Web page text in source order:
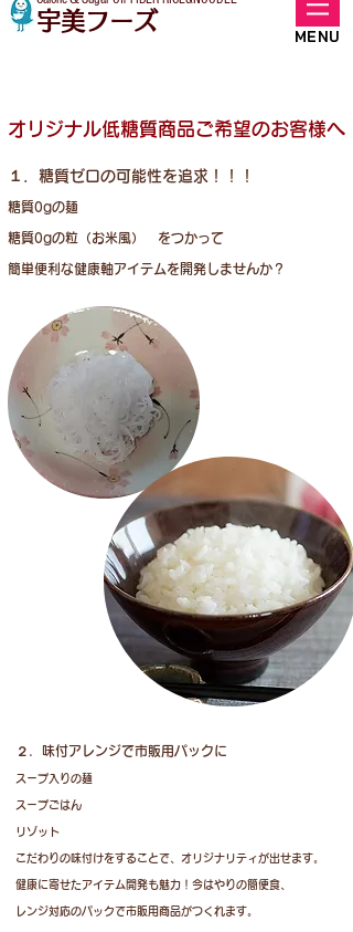
宇美フーズ
MENU
​オリジナル低糖質商品ご希望のお客様へ
​１．糖質ゼロの可能性を追求！！！
糖質0gの麺
糖質0gの粒（お米風） をつかって
​簡単便利な健康軸アイテムを開発しませんか？
２．味付アレンジで市販用パックに
スープ入りの麺
スープごはん
リゾット
​こだわりの味付けをすることで、オリジナリティが出せます。
健康に寄せたアイテム開発も魅力！今はやりの簡便食、
レンジ対応のパックで市販用商品がつくれます。